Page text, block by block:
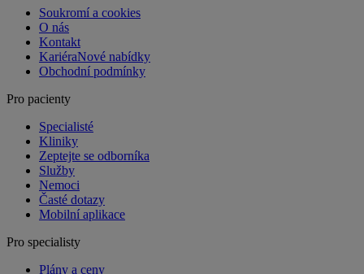
Soukromí a cookies
O nás
Kontakt
KariéraNové nabídky
Obchodní podmínky
Pro pacienty
Specialisté
Kliniky
Zeptejte se odborníka
Služby
Nemoci
Časté dotazy
Mobilní aplikace
Pro specialisty
Plány a ceny